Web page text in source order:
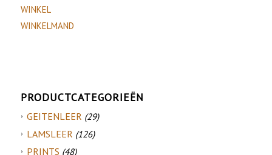
WINKEL
WINKELMAND
PRODUCTCATEGORIEËN
GEITENLEER (29)
LAMSLEER (126)
PRINTS (48)